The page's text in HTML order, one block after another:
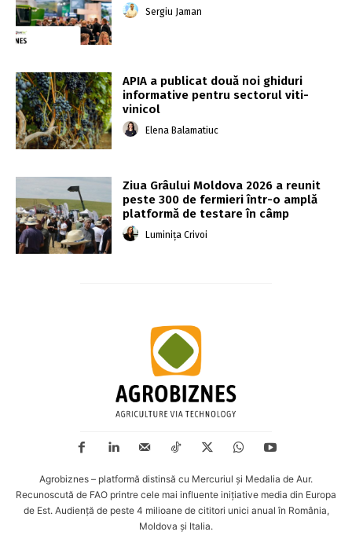
Sergiu Jaman
APIA a publicat două noi ghiduri
informative pentru sectorul viti-
vinicol
Elena Balamatiuc
Ziua Grâului Moldova 2026 a reunit
peste 300 de fermieri într-o amplă
platformă de testare în câmp
Luminița Crivoi
Agrobiznes – platformă distinsă cu Mercuriul și Medalia de Aur.
Recunoscută de FAO printre cele mai influente inițiative media din Europa
de Est. Audiență de peste 4 milioane de cititori unici anual în România,
Moldova și Italia.